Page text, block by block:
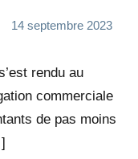
14 septembre 2023
rendu au
commerciale
de pas moins